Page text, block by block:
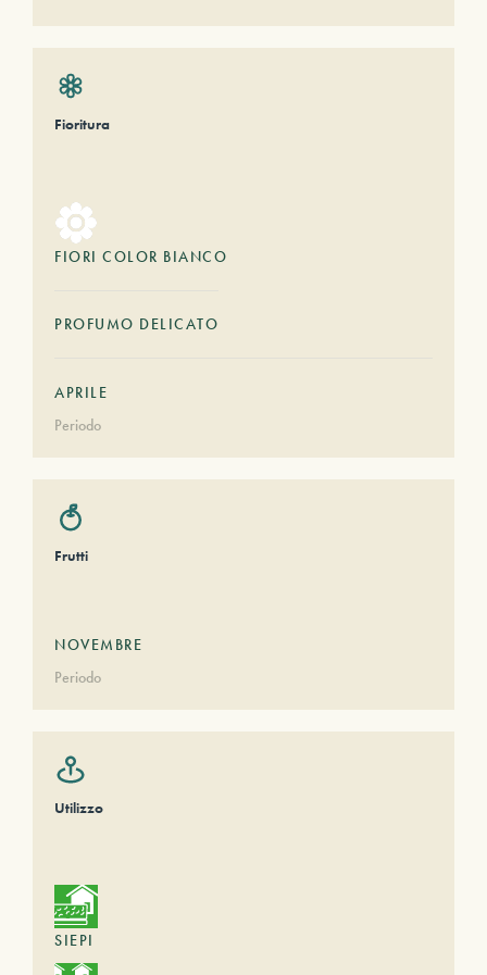
Fioritura
FIORI COLOR BIANCO
PROFUMO DELICATO
APRILE
Periodo
Frutti
NOVEMBRE
Periodo
Utilizzo
SIEPI